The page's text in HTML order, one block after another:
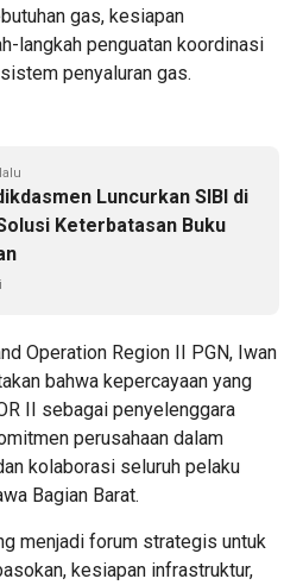
gas, kesiapan
langkah penguatan koordinasi
penyaluran gas.
Luncurkan SIBI di
Keterbatasan Buku
Operation Region II PGN, Iwan
bahwa kepercayaan yang
II sebagai penyelenggara
perusahaan dalam
kolaborasi seluruh pelaku
Bagian Barat.
menjadi forum strategis untuk
kesiapan infrastruktur,